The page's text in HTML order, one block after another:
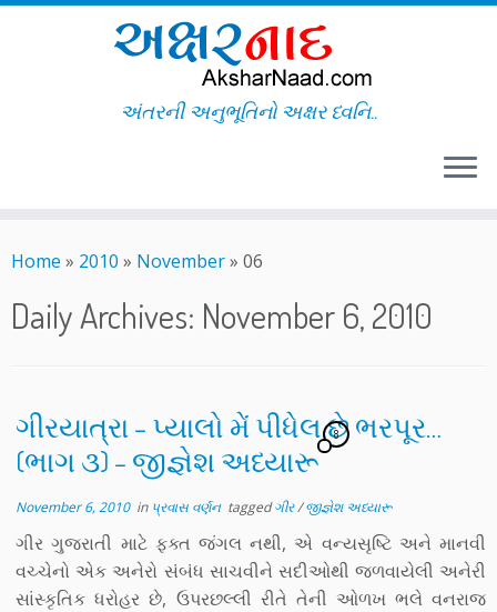
to
અંતરની અનુભૂતિનો અક્ષર ધ્વનિ..
Home » 2010 » November» 06
Daily Archives: November 6, 2010
ગીરયાત્રા – પ્યાલો મેં પીધેલ છે ભરપૂર…
(ભાગ ૩) – જીજ્ઞેશ અધ્યારૂ
8
November 6, 2010in પ્રવાસ વર્ણન taggedગીર/જીજ્ઞેશ અધ્યારૂ
ગીર ગુજરાતી માટે ફક્ત જંગલ નથી, એ વન્યસૃષ્ટિ અને માનવી
વચ્ચેનો એક અનેરો સંબંધ સાચવીને સદીઓથી જળવાયેલી અનેરી
સાંસ્કૃતિક ધરોહર છે, ઉપરછલ્લી રીતે તેની ઓળખ ભલે વનરાજ